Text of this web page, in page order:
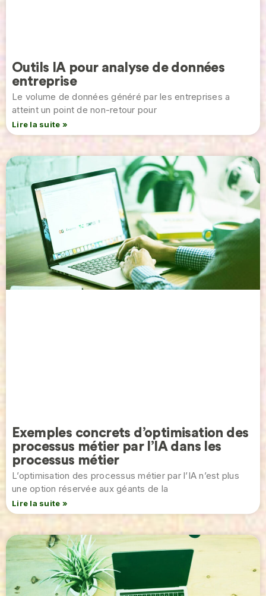
Outils IA pour analyse de données
entreprise
Le volume de données généré par les entreprises a
atteint un point de non-retour pour
Lire la suite »
Exemples concrets d’optimisation des
processus métier par l’IA dans les
processus métier
L’optimisation des processus métier par l’IA n’est plus
une option réservée aux géants de la
Lire la suite »